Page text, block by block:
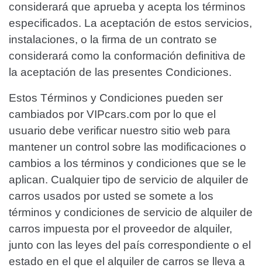
considerará que aprueba y acepta los términos
especificados. La aceptación de estos servicios,
instalaciones, o la firma de un contrato se
considerará como la conformación definitiva de
la aceptación de las presentes Condiciones.
Estos Términos y Condiciones pueden ser
cambiados por VIPcars.com por lo que el
usuario debe verificar nuestro sitio web para
mantener un control sobre las modificaciones o
cambios a los términos y condiciones que se le
aplican. Cualquier tipo de servicio de alquiler de
carros usados por usted se somete a los
términos y condiciones de servicio de alquiler de
carros impuesta por el proveedor de alquiler,
junto con las leyes del país correspondiente o el
estado en el que el alquiler de carros se lleva a